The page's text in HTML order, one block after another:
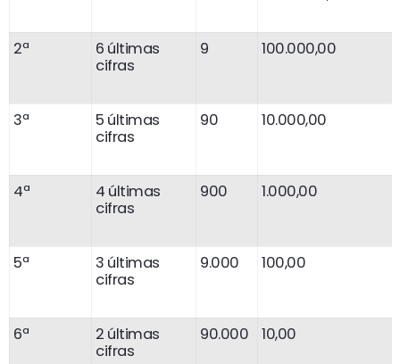
2ª
6 últimas
cifras
9 100.000,00
3ª
5 últimas
cifras
90 10.000,00
4ª
4 últimas
cifras
900 1.000,00
5ª
3 últimas
cifras
9.000 100,00
6ª
2 últimas
cifras
90.000 10,00